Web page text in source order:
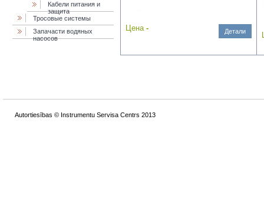
Кабели питания и
защита
Тросовые системы
Запачасти водяных
насосов
Цена - Детали
Autortiesības © Instrumentu Servisa Centrs 2013